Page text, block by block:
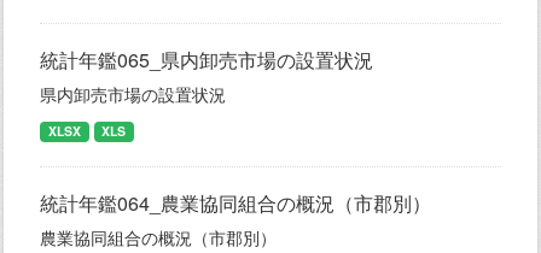
統計年鑑065_県内卸売市場の設置状況
県内卸売市場の設置状況
XLSX XLS
統計年鑑064_農業協同組合の概況（市郡別）
農業協同組合の概況（市郡別）